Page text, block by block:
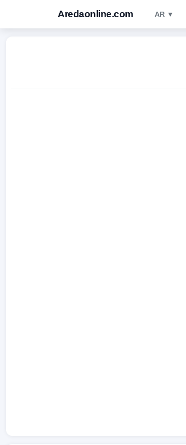
Aredaonline.com AR ▼